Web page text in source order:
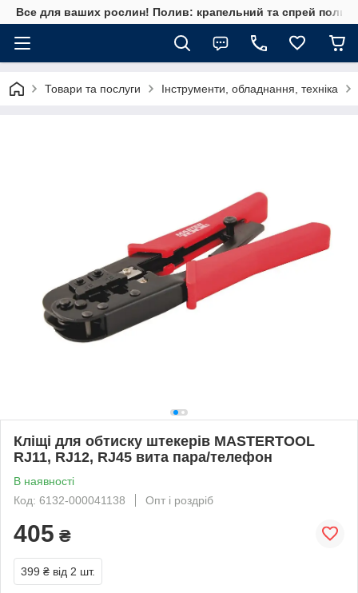
Все для ваших рослин! Полив: крапельний та спрей полив,
Товари та послуги Інструменти, обладнання, техніка
Кліщі для обтиску штекерів MASTERTOOL
RJ11, RJ12, RJ45 вита пара/телефон
В наявності
Код: 6132-000041138
Опт і роздріб
405 ₴
399 ₴ від 2 шт.